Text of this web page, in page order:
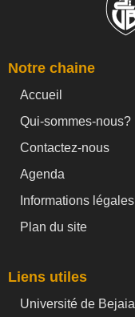
Notre chaine
Accueil
Qui-sommes-nous?
Contactez-nous
Agenda
Informations légales
Plan du site
Liens utiles
Université de Bejaia